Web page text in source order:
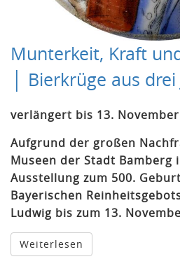
Munterkeit, Kraft
│ Bierkrüge aus
verlängert bis 13.
Aufgrund der großen
Museen der Stadt Bamberg
Ausstellung zum 500.
Bayerischen
Ludwig bis zum 13.
Weiterlesen